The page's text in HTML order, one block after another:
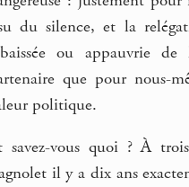
du silence, et la
ou appauvrie
que pour nous-
politique.
savez-vous quoi ? À
il y a dix ans